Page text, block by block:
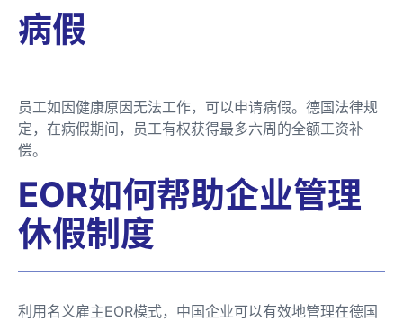
病假
员工如因健康原因无法工作，可以申请病假。德国法律规
定，在病假期间，员工有权获得最多六周的全额工资补
偿。
EOR如何帮助企业管理
休假制度
利用名义雇主EOR模式，中国企业可以有效地管理在德国